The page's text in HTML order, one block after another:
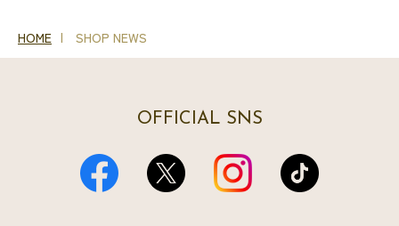
HOME SHOP NEWS
OFFICIAL SNS